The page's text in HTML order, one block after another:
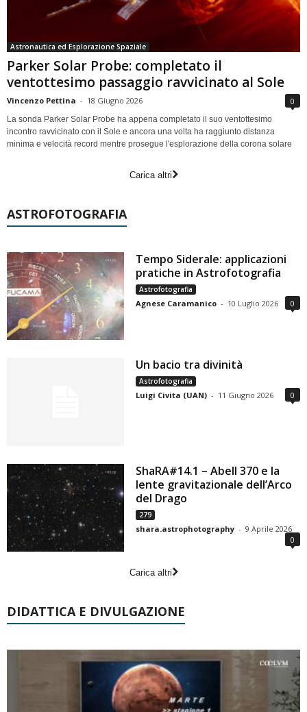
Astronautica ed Esplorazione Spaziale
Parker Solar Probe: completato il
ventottesimo passaggio ravvicinato al Sole
Vincenzo Pettina - 18 Giugno 2026 0
La sonda Parker Solar Probe ha appena completato il suo ventottesimo
incontro ravvicinato con il Sole e ancora una volta ha raggiunto distanza
minima e velocità record mentre prosegue l'esplorazione della corona solare
Carica altri
ASTROFOTOGRAFIA
Tempo Siderale: applicazioni
pratiche in Astrofotografia
Astrofotografia
Agnese Caramanico - 10 Luglio 2026 0
Un bacio tra divinità
Astrofotografia
Luigi Civita (UAN) - 11 Giugno 2026 0
ShaRA#14.1 – Abell 370 e la
lente gravitazionale dell’Arco
del Drago
279
shara.astrophotography - 9 Aprile 2026
0
Carica altri
DIDATTICA E DIVULGAZIONE